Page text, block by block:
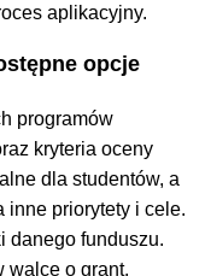
aplikacyjny.
opcje
programów
kryteria oceny
dla studentów, a
inne priorytety i cele.
danego funduszu.
walce o grant.